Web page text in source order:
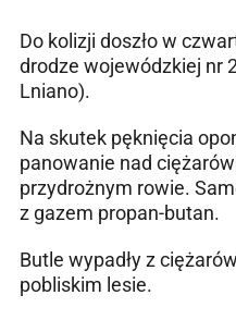
Do kolizji doszło w
drodze wojewódzkiej nr
Lniano).
Na skutek pęknięcia
panowanie nad
przydrożnym rowie.
z gazem propan-butan.
Butle wypadły z
pobliskim lesie.